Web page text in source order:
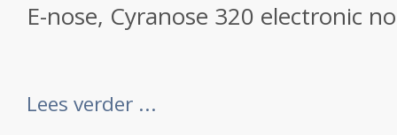
E-nose, Cyranose 320 electronic
Lees verder ...